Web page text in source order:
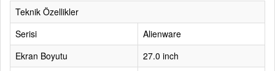
Teknik Özellikler
Serisi
Alienware
Ekran Boyutu
27.0 inch